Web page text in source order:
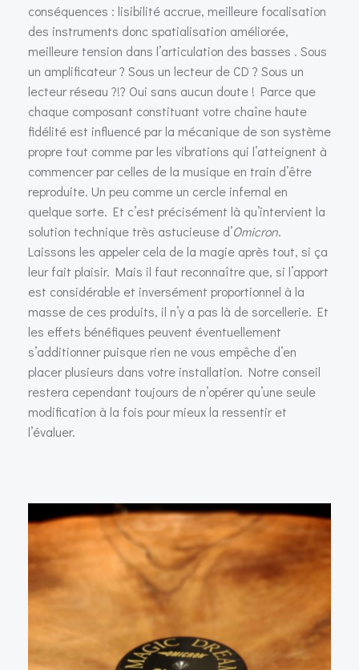
conséquences : lisibilité accrue, meilleure focalisation
des instruments donc spatialisation améliorée,
meilleure tension dans l’articulation des basses . Sous
un amplificateur ? Sous un lecteur de CD ? Sous un
lecteur réseau ?!? Oui sans aucun doute ! Parce que
chaque composant constituant votre chaîne haute
fidélité est influencé par la mécanique de son système
propre tout comme par les vibrations qui l’atteignent à
commencer par celles de la musique en train d’être
reproduite. Un peu comme un cercle infernal en
quelque sorte. Et c’est précisément là qu’intervient la
solution technique très astucieuse d’Omicron.
Laissons les appeler cela de la magie après tout, si ça
leur fait plaisir. Mais il faut reconnaître que, si l’apport
est considérable et inversément proportionnel à la
masse de ces produits, il n’y a pas là de sorcellerie. Et
les effets bénéfiques peuvent éventuellement
s’additionner puisque rien ne vous empêche d’en
placer plusieurs dans votre installation. Notre conseil
restera cependant toujours de n’opérer qu’une seule
modification à la fois pour mieux la ressentir et
l’évaluer.